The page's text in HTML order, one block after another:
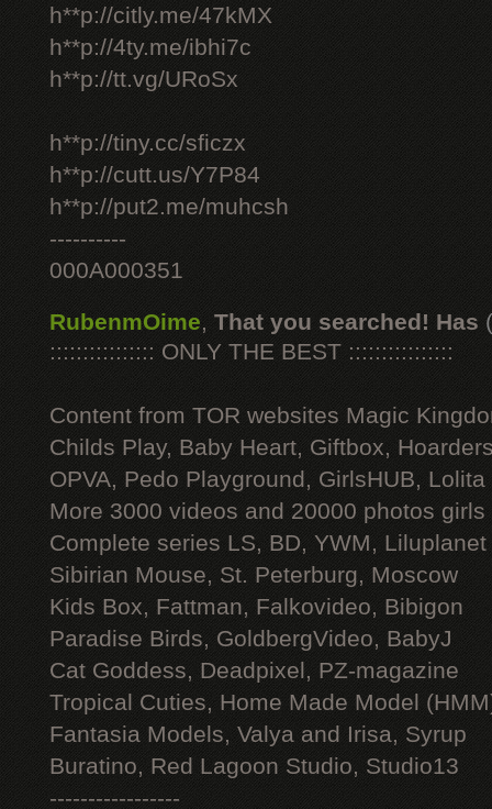
h**p://citly.me/47kMX
h**p://4ty.me/ibhi7c
h**p://tt.vg/URoSx
h**p://tiny.cc/sficzx
h**p://cutt.us/Y7P84
h**p://put2.me/muhcsh
----------
000A000351
RubenmOime, That you searched! Has
:::::::::::::::: ONLY THE BEST ::::::::::::::::
Content from TOR websites Magic
Childs Play, Baby Heart, Giftbox,
OPVA, Pedo Playground, GirlsHUB, Lolita
More 3000 videos and 20000 photos
Complete series LS, BD, YWM, Liluplanet
Sibirian Mouse, St. Peterburg, Moscow
Kids Box, Fattman, Falkovideo, Bibigon
Paradise Birds, GoldbergVideo, BabyJ
Cat Goddess, Deadpixel, PZ-magazine
Tropical Cuties, Home Made Model
Fantasia Models, Valya and Irisa, Syrup
Buratino, Red Lagoon Studio, Studio13
-----------------